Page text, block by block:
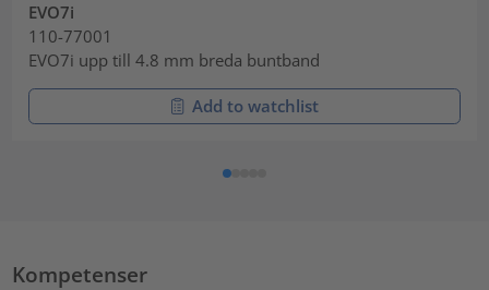
EVO7i
110-77001
EVO7i upp till 4.8 mm breda buntband
Add to watchlist
Kompetenser